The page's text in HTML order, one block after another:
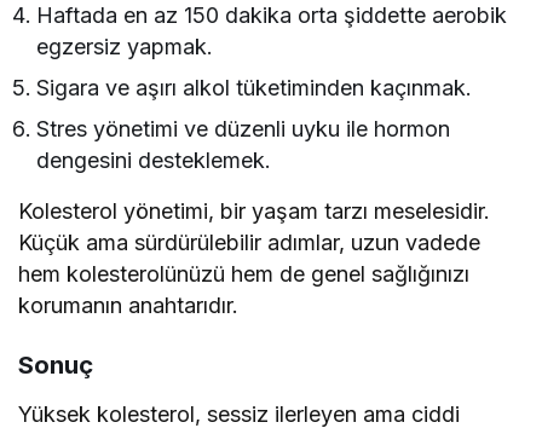
Haftada en az 150 dakika orta şiddette aerobik
egzersiz yapmak.
Sigara ve aşırı alkol tüketiminden kaçınmak.
Stres yönetimi ve düzenli uyku ile hormon
dengesini desteklemek.
Kolesterol yönetimi, bir yaşam tarzı meselesidir.
Küçük ama sürdürülebilir adımlar, uzun vadede
hem kolesterolünüzü hem de genel sağlığınızı
korumanın anahtarıdır.
Sonuç
Yüksek kolesterol, sessiz ilerleyen ama ciddi